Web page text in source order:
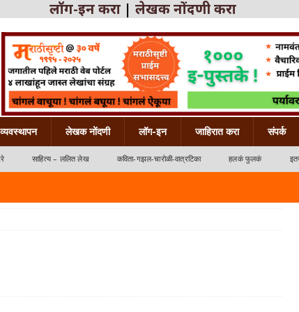
लॉग-इन करा | लेखक नोंदणी करा
लेखक नोंदणी लॉग-इन जाहिरात करा संपर्क
साहित्य – ललित लेख कविता-गझल-चारोळी-वात्रटिका हलकं फुलकं